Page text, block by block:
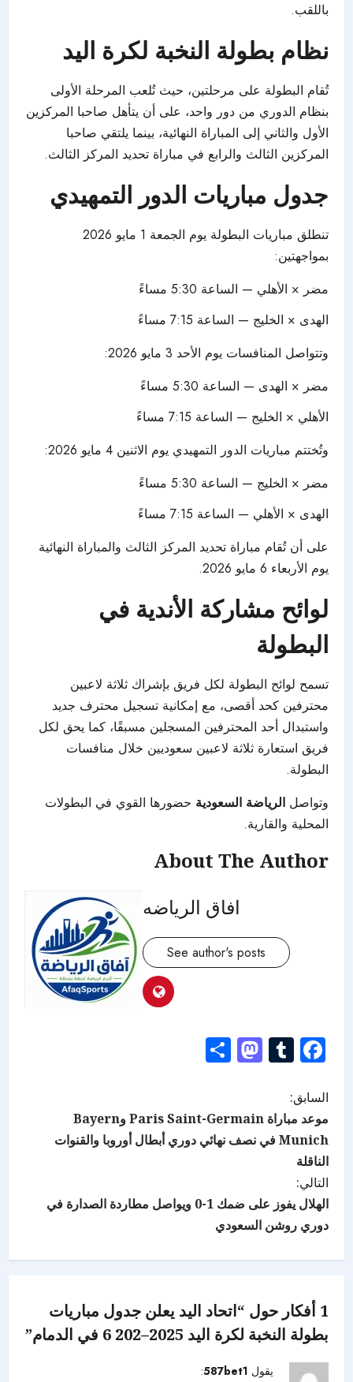
باللقب.
نظام بطولة النخبة لكرة اليد
تُقام البطولة على مرحلتين، حيث تُلعب المرحلة الأولى
بنظام الدوري من دور واحد، على أن يتأهل صاحبا المركزين
الأول والثاني إلى المباراة النهائية، بينما يلتقي صاحبا
المركزين الثالث والرابع في مباراة تحديد المركز الثالث.
جدول مباريات الدور التمهيدي
تنطلق مباريات البطولة يوم الجمعة 1 مايو 2026
بمواجهتين:
مضر × الأهلي — الساعة 5:30 مساءً
الهدى × الخليج — الساعة 7:15 مساءً
وتتواصل المنافسات يوم الأحد 3 مايو 2026:
مضر × الهدى — الساعة 5:30 مساءً
الأهلي × الخليج — الساعة 7:15 مساءً
وتُختتم مباريات الدور التمهيدي يوم الاثنين 4 مايو 2026:
مضر × الخليج — الساعة 5:30 مساءً
الهدى × الأهلي — الساعة 7:15 مساءً
على أن تُقام مباراة تحديد المركز الثالث والمباراة النهائية
يوم الأربعاء 6 مايو 2026.
لوائح مشاركة الأندية في
البطولة
تسمح لوائح البطولة لكل فريق بإشراك ثلاثة لاعبين
محترفين كحد أقصى، مع إمكانية تسجيل محترف جديد
واستبدال أحد المحترفين المسجلين مسبقًا، كما يحق لكل
فريق استعارة ثلاثة لاعبين سعوديين خلال منافسات
البطولة.
وتواصلالرياضة السعودية حضورها القوي في البطولات
المحلية والقارية.
About The Author
افاق الرياضه
See author's posts
Facebook
Tumblr
Mastodon
السابق:
موعد مباراة Paris Saint-Germain وBayern
Munich في نصف نهائي دوري أبطال أوروبا والقنوات
الناقلة
التالي:
الهلال يفوز على ضمك 1-0 ويواصل مطاردة الصدارة في
دوري روشن السعودي
1 أفكار حول “
اتحاد اليد يعلن جدول مباريات
بطولة النخبة لكرة اليد 2025–202 6 في الدمام
”
يقول 587bet1
: